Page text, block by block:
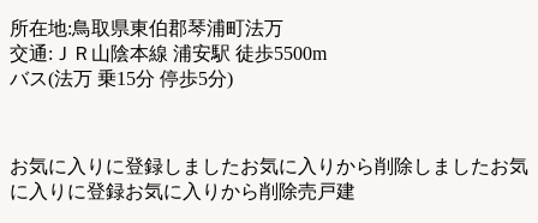
所在地:鳥取県東伯郡琴浦町法万
交通:ＪＲ山陰本線 浦安駅 徒歩5500m
バス(法万 乗15分 停歩5分)
お気に入りに登録しましたお気に入りから削除しましたお気
に入りに登録お気に入りから削除売戸建